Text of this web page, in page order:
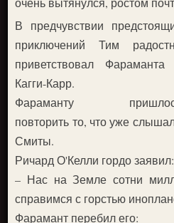
В предчувствии
приключений Тим
приветствовал Фараманта
Кагги-Карр.
Фараманту
повторить то, что уже
Смиты.
Ричард О'Келли гордо заявил:
– Нас на Земле сотни
справимся с горстью
Фарамант перебил его: